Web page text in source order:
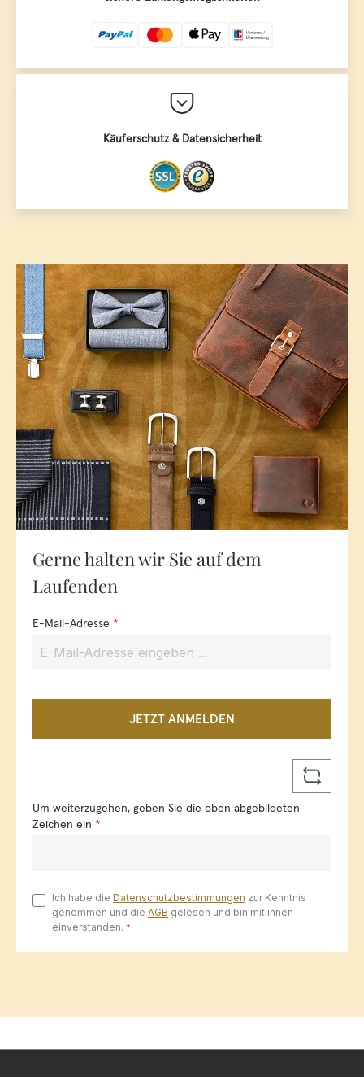
Käuferschutz & Datensicherheit
Gerne halten wir Sie auf dem
Laufenden
E-Mail-Adresse *
JETZT ANMELDEN
Um weiterzugehen, geben Sie die oben abgebildeten
Zeichen ein *
Ich habe die Datenschutzbestimmungen zur Kenntnis
genommen und die AGB gelesen und bin mit ihnen
einverstanden. *